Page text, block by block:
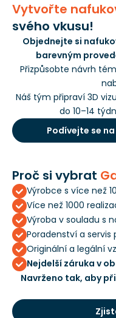
Vytvořte
svého vkusu!
Objednejte si
barevným
Přizpůsobte návrh
Náš tým připraví 3D
do 10–14
Podívejte se
Proč si vybrat
Výrobce s více než
Více než 1000
Výroba v souladu s
Poradenství a servis
Originální a legální
Nejdelší záruka v
Navrženo tak, aby